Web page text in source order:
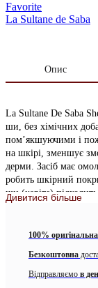
Favorite
La Sultane de Saba
Опис
La Sultane De Saba
ши, без хімічних
пом’якшуючими і
на шкірі, зменшує
дерми. Засіб має
робить шкірний
ши (каріте)
алергій і подразнень,
додасть локонам
настрій, допоможе
навколишнім світом.
Дивитися більше
100% оригінальна
Безкоштовна
Відправляємо в